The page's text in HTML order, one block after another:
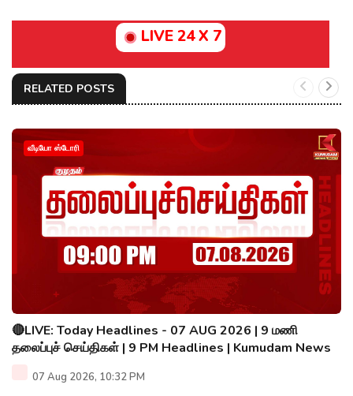
LIVE 24 X 7
RELATED POSTS
வீடியோ ஸ்டோரி
🔴LIVE: Today Headlines - 07 AUG 2026 | 9 மணி
தலைப்புச் செய்திகள் | 9 PM Headlines | Kumudam News
07 Aug 2026, 10:32 PM